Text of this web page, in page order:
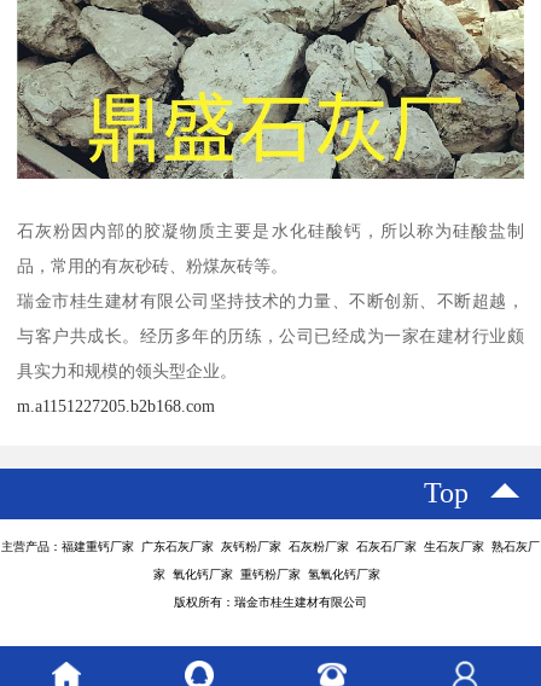
石灰粉因内部的胶凝物质主要是水化硅酸钙，所以称为硅酸盐制
品，常用的有灰砂砖、粉煤灰砖等。
瑞金市桂生建材有限公司坚持技术的力量、不断创新、不断超越，
与客户共成长。经历多年的历练，公司已经成为一家在建材行业颇
具实力和规模的领头型企业。
m.a1151227205.b2b168.com
Top
主营产品：福建重钙厂家 广东石灰厂家 灰钙粉厂家 石灰粉厂家 石灰石厂家 生石灰厂家 熟石灰厂
家 氧化钙厂家 重钙粉厂家 氢氧化钙厂家
版权所有：瑞金市桂生建材有限公司